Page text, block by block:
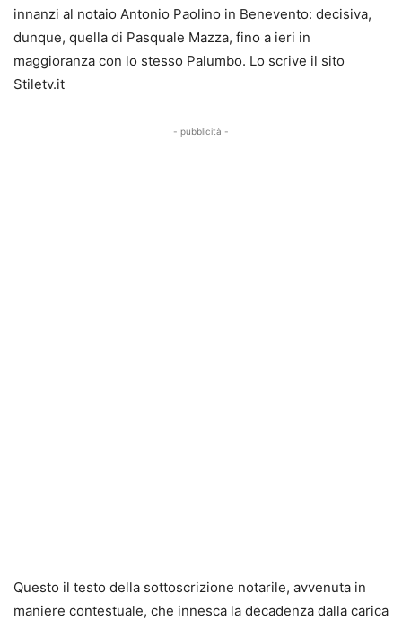
innanzi al notaio Antonio Paolino in Benevento: decisiva,
dunque, quella di Pasquale Mazza, fino a ieri in
maggioranza con lo stesso Palumbo. Lo scrive il sito
Stiletv.it
- pubblicità -
Questo il testo della sottoscrizione notarile, avvenuta in
maniere contestuale, che innesca la decadenza dalla carica